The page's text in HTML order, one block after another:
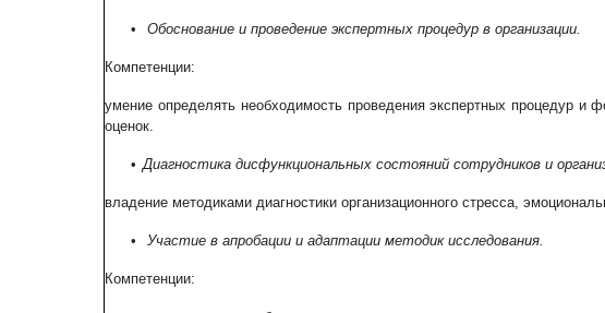
• Обоснование и проведение экспертных процедур в организации.
Компетенции:
умение определять необходимость проведения экспертных процедур и
оценок.
• Диагностика дисфункциональных состояний сотрудников и
владение методиками диагностики организационного стресса,
• Участие в апробации и адаптации методик исследования.
Компетенции: